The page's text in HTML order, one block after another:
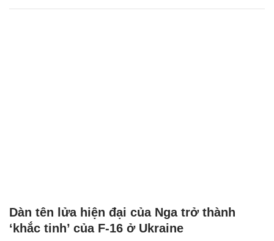
Dàn tên lửa hiện đại của Nga trở thành
‘khắc tinh’ của F-16 ở Ukraine